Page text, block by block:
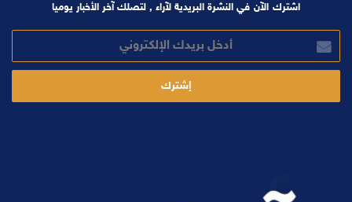
اشترك الآن في النشرة البريدية لآراء , لتصلك آخر الأخبار يوميا
بريدك
الإلكتروني